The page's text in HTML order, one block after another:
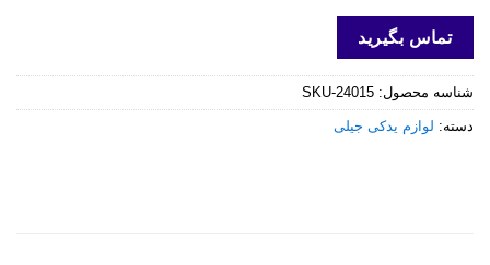
تماس بگیرید
شناسه محصول: SKU-24015
دسته: لوازم یدکی جیلی